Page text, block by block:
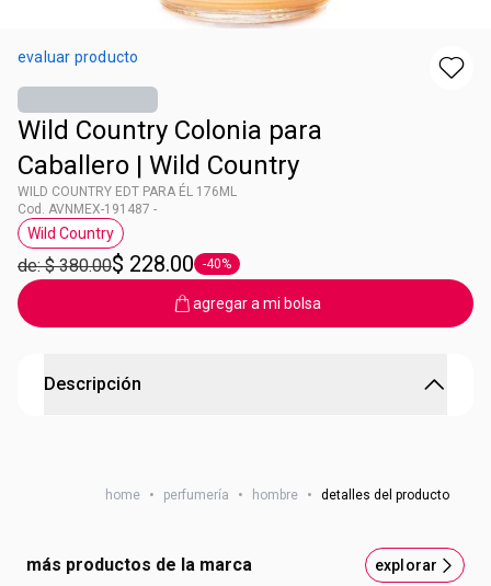
evaluar producto
Wild Country Colonia para
Caballero | Wild Country
WILD COUNTRY EDT PARA ÉL 176ML
Cod. AVNMEX-191487 -
Etiqueta Wild Country
Wild Country
de: $ 380.00$ 228.00 Etiqueta -40%
-40%
agregar a mi bolsa
Descripción
TU INSTINTO DE LIBERTAD
que mezcla bergamota, especias y maderas despertando
tu masculinidad y tu verdadera pasión por la libertad. Para
home • perfumería • hombre • detalles del producto
más productos de la marca explorar